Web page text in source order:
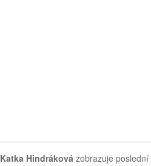
Katka Hindráková zobrazuje